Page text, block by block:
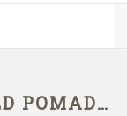
DAPPER DAN HEAVY HOLD POMADE 100ML